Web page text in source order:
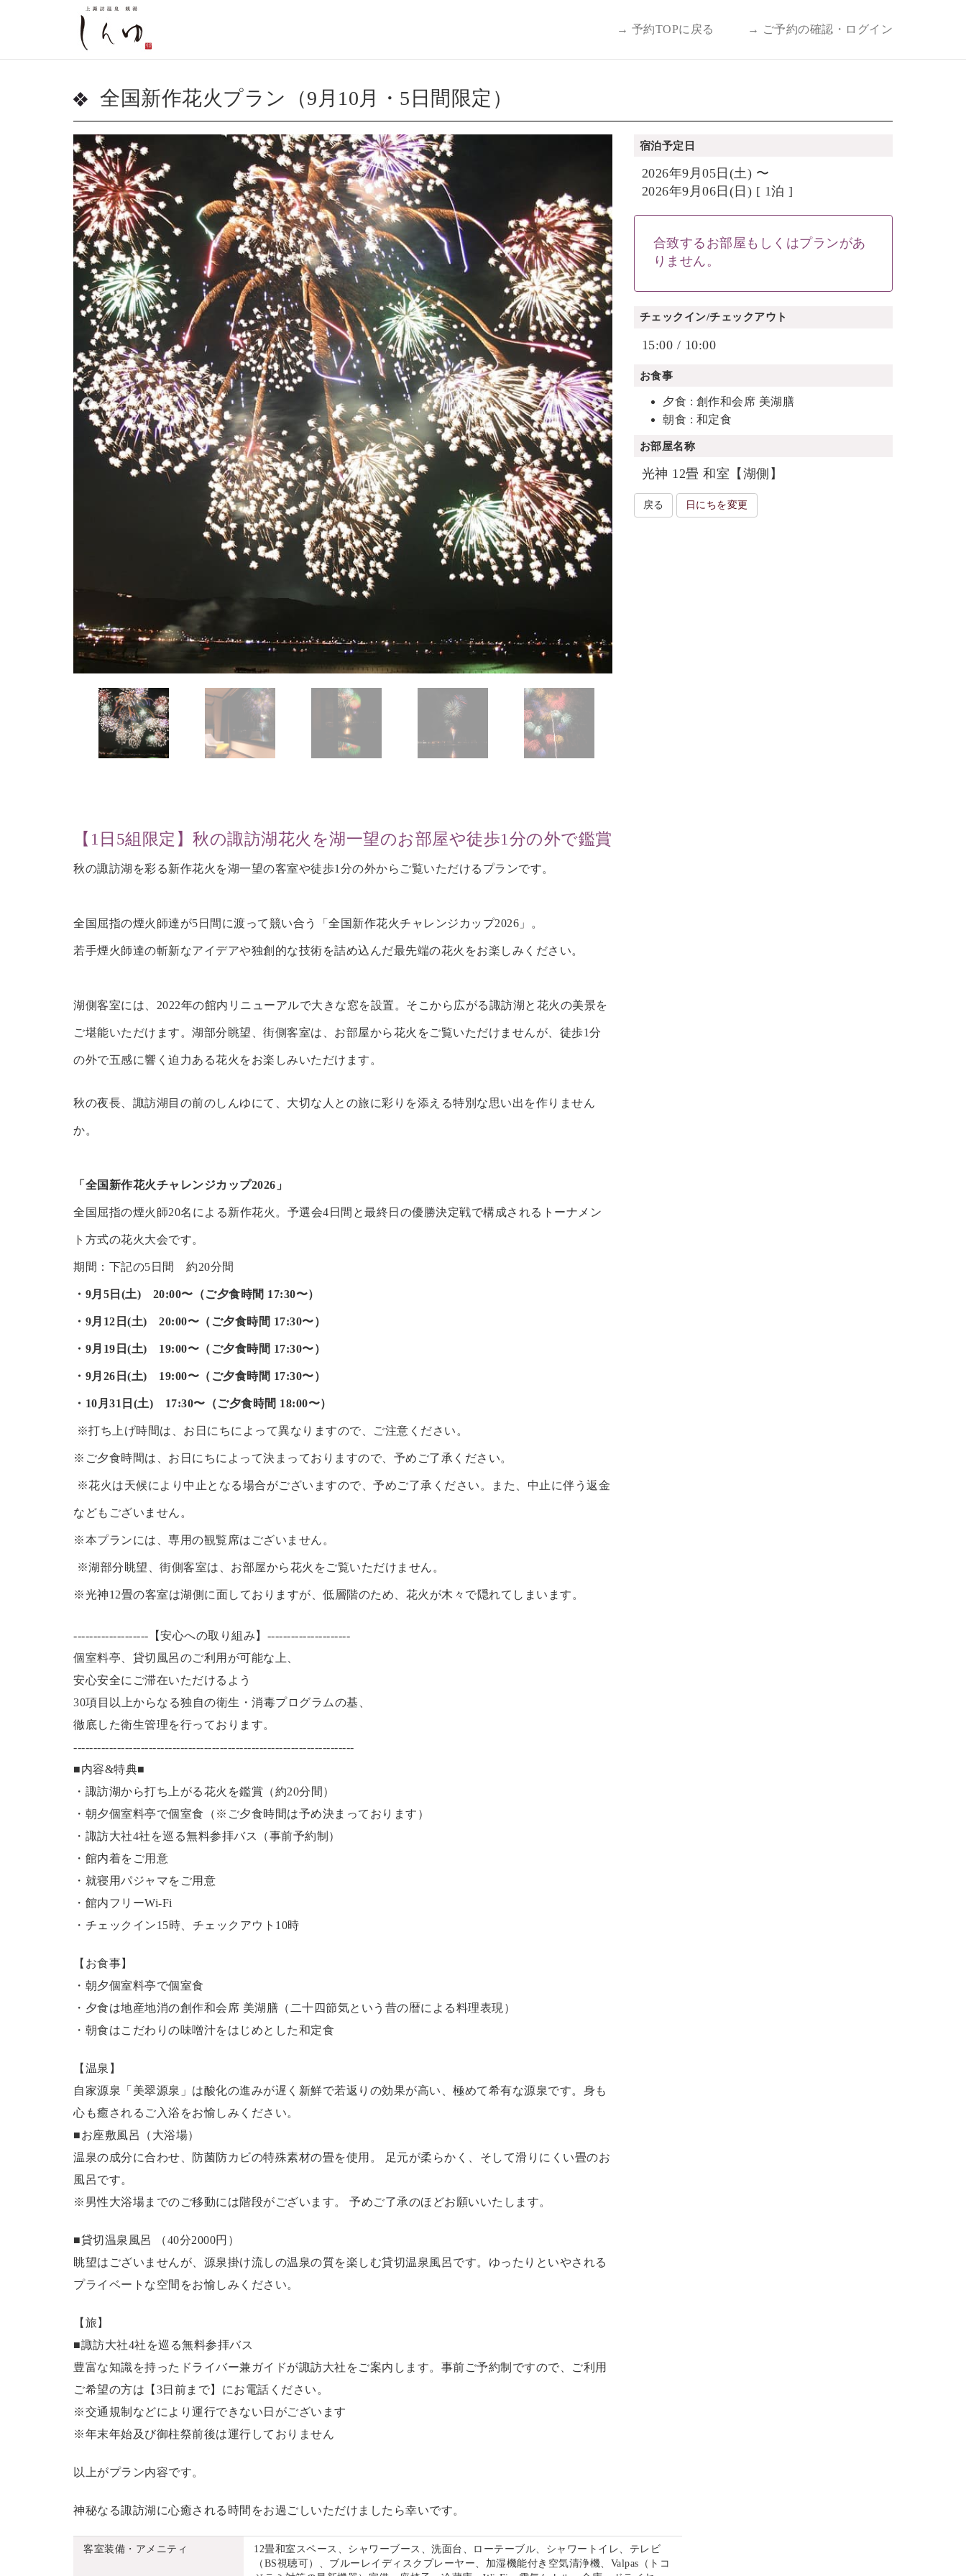
→ 予約TOPに戻る → ご予約の確認・ログイン
全国新作花火プラン（9月10月・5日間限定）
【1日5組限定】秋の諏訪湖花火を湖一望のお部屋や徒歩1分の外で鑑賞
秋の諏訪湖を彩る新作花火を湖一望の客室や徒歩1分の外からご覧いただけるプランです。
全国屈指の煙火師達が5日間に渡って競い合う「全国新作花火チャレンジカップ2026」。
若手煙火師達の斬新なアイデアや独創的な技術を詰め込んだ最先端の花火をお楽しみください。
湖側客室には、2022年の館内リニューアルで大きな窓を設置。そこから広がる諏訪湖と花火の美景を
ご堪能いただけます。湖部分眺望、街側客室は、お部屋から花火をご覧いただけませんが、徒歩1分
の外で五感に響く迫力ある花火をお楽しみいただけます。
秋の夜長、諏訪湖目の前のしんゆにて、大切な人との旅に彩りを添える特別な思い出を作りません
か。
「全国新作花火チャレンジカップ2026」
全国屈指の煙火師20名による新作花火。予選会4日間と最終日の優勝決定戦で構成されるトーナメン
ト方式の花火大会です。
期間：下記の5日間 約20分間
・9月5日(土) 20:00〜（ご夕食時間 17:30〜）
・9月12日(土) 20:00〜（ご夕食時間 17:30〜）
・9月19日(土) 19:00〜（ご夕食時間 17:30〜）
・9月26日(土) 19:00〜（ご夕食時間 17:30〜）
・10月31日(土) 17:30〜（ご夕食時間 18:00〜）
※打ち上げ時間は、お日にちによって異なりますので、ご注意ください。
※ご夕食時間は、お日にちによって決まっておりますので、予めご了承ください。
※花火は天候により中止となる場合がございますので、予めご了承ください。また、中止に伴う返金
などもございません。
※本プランには、専用の観覧席はございません。
※湖部分眺望、街側客室は、お部屋から花火をご覧いただけません。
※光神12畳の客室は湖側に面しておりますが、低層階のため、花火が木々で隠れてしまいます。
-------------------【安心への取り組み】---------------------
個室料亭、貸切風呂のご利用が可能な上、
安心安全にご滞在いただけるよう
30項目以上からなる独自の衛生・消毒プログラムの基、
徹底した衛生管理を行っております。
-----------------------------------------------------------------------
■内容&特典■
・諏訪湖から打ち上がる花火を鑑賞 （約20分間）
・朝夕個室料亭で個室食（※ご夕食時間は予め決まっております）
・諏訪大社4社を巡る無料参拝バス（事前予約制）
・館内着をご用意
・就寝用パジャマをご用意
・館内フリーWi-Fi
・チェックイン15時、チェックアウト10時
【お食事】
・朝夕個室料亭で個室食
・夕食は地産地消の創作和会席 美湖膳（二十四節気という昔の暦による料理表現）
・朝食はこだわりの味噌汁をはじめとした和定食
【温泉】
自家源泉「美翠源泉」は酸化の進みが遅く新鮮で若返りの効果が高い、極めて希有な源泉です。身も
心も癒されるご入浴をお愉しみください。
■お座敷風呂（大浴場）
温泉の成分に合わせ、防菌防カビの特殊素材の畳を使用。 足元が柔らかく、そして滑りにくい畳のお
風呂です。
※男性大浴場までのご移動には階段がございます。 予めご了承のほどお願いいたします。
■貸切温泉風呂 （40分2000円）
眺望はございませんが、源泉掛け流しの温泉の質を楽しむ貸切温泉風呂です。ゆったりといやされる
プライベートな空間をお愉しみください。
【旅】
■諏訪大社4社を巡る無料参拝バス
豊富な知識を持ったドライバー兼ガイドが諏訪大社をご案内します。 事前ご予約制ですので、ご利用
ご希望の方は【3日前まで】にお電話ください。
※交通規制などにより運行できない日がございます
※年末年始及び御柱祭前後は運行しておりません
以上がプラン内容です。
神秘なる諏訪湖に心癒される時間をお過ごしいただけましたら幸いです。
宿泊予定日
2026年9月05日(土) 〜
2026年9月06日(日) [ 1泊 ]
合致するお部屋もしくはプランがあ
りません。
チェックイン/チェックアウト
15:00 / 10:00
お食事
夕食 : 創作和会席 美湖膳
朝食 : 和定食
お部屋名称
光神 12畳 和室【湖側】
戻る 日にちを変更
客室装備・アメニティ
12畳和室スペース、シャワーブース、洗面台、ローテーブル、シャワートイレ、テレビ
（BS視聴可）、ブルーレイディスクプレーヤー、加湿機能付き空気清浄機、Valpas（トコ